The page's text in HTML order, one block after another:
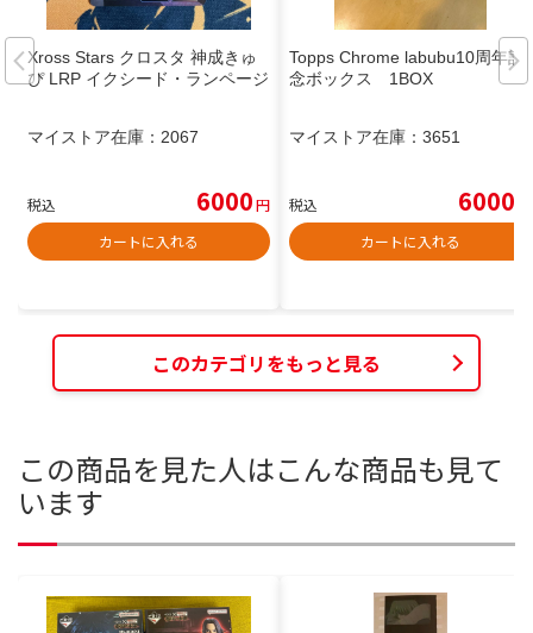
Xross Stars クロスタ 神成きゅ
ぴ LRP イクシード・ランページ
マイストア在庫： 2067
税込 6000円
カートに入れる
Topps Chrome labubu10周年記
念ボックス 1BOX
マイストア在庫： 3651
税込 6000
カートに入れる
このカテゴリをもっと見る
この商品を見た人はこんな商品も見て
います